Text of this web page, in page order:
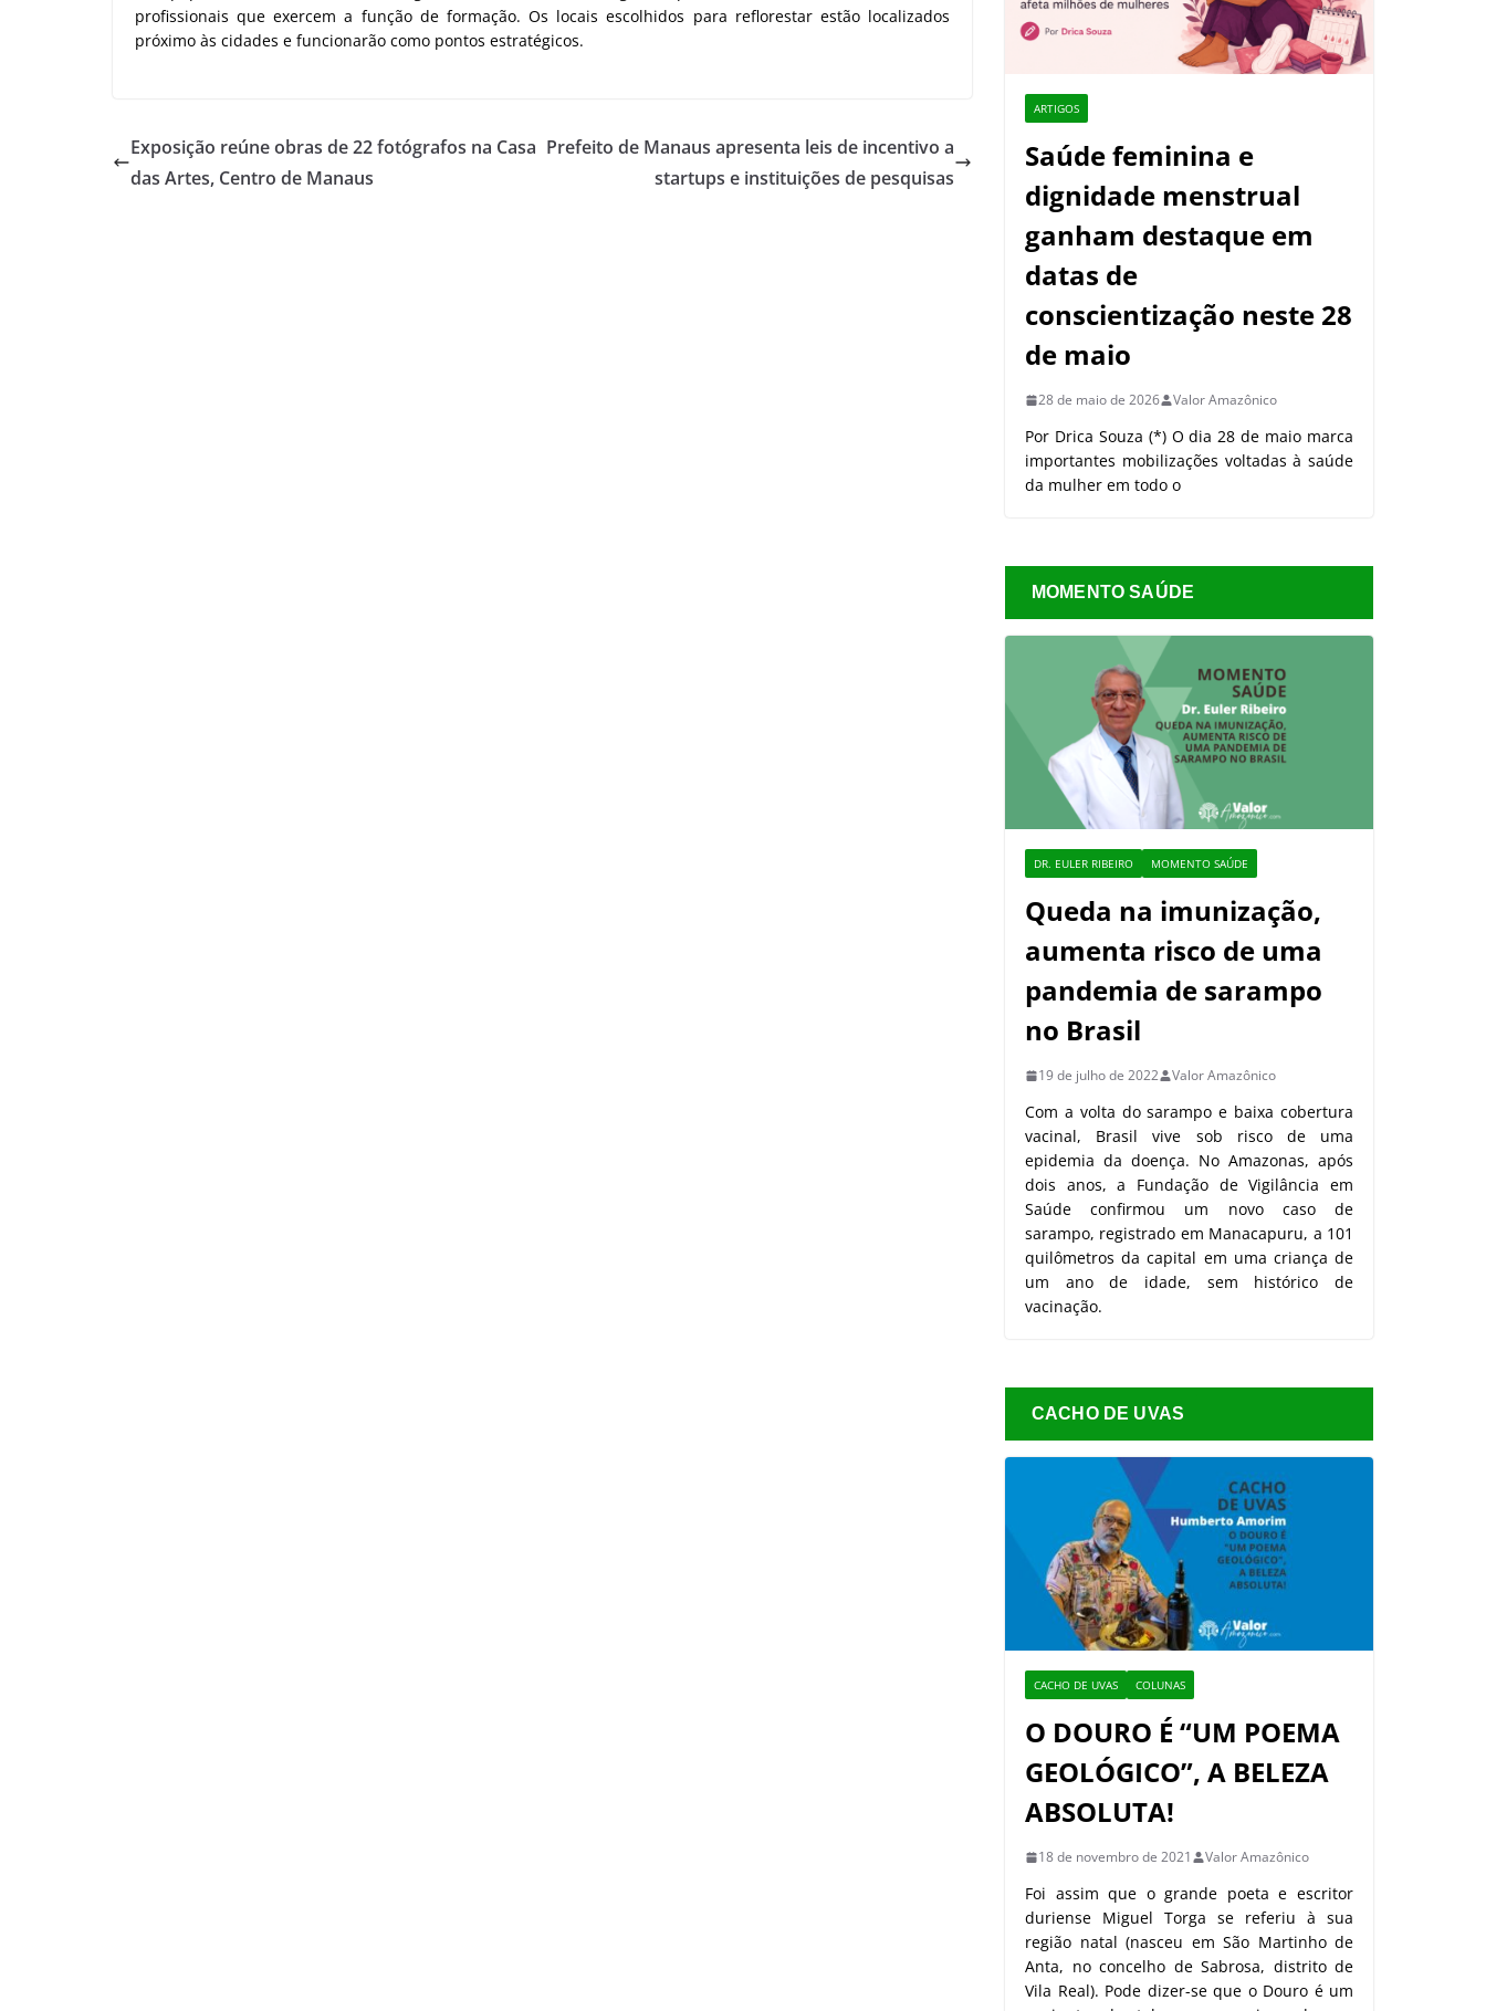
profissionais que exercem a função de formação. Os locais escolhidos para reflorestar estão localizados
próximo às cidades e funcionarão como pontos estratégicos.
Exposição reúne obras de 22 fotógrafos na Casa
das Artes, Centro de Manaus
Prefeito de Manaus apresenta leis de incentivo a
startups e instituições de pesquisas
ARTIGOS
Saúde feminina e
dignidade menstrual
ganham destaque em
datas de
conscientização neste 28
de maio
28 de maio de 2026 Valor Amazônico
Por Drica Souza (*) O dia 28 de maio marca
importantes mobilizações voltadas à saúde
da mulher em todo o
MOMENTO SAÚDE
DR. EULER RIBEIRO MOMENTO SAÚDE
Queda na imunização,
aumenta risco de uma
pandemia de sarampo
no Brasil
19 de julho de 2022 Valor Amazônico
Com a volta do sarampo e baixa cobertura
vacinal, Brasil vive sob risco de uma
epidemia da doença. No Amazonas, após
dois anos, a Fundação de Vigilância em
Saúde confirmou um novo caso de
sarampo, registrado em Manacapuru, a 101
quilômetros da capital em uma criança de
um ano de idade, sem histórico de
vacinação.
CACHO DE UVAS
CACHO DE UVAS COLUNAS
O DOURO É “UM POEMA
GEOLÓGICO”, A BELEZA
ABSOLUTA!
18 de novembro de 2021 Valor Amazônico
Foi assim que o grande poeta e escritor
duriense Miguel Torga se referiu à sua
região natal (nasceu em São Martinho de
Anta, no concelho de Sabrosa, distrito de
Vila Real). Pode dizer-se que o Douro é um